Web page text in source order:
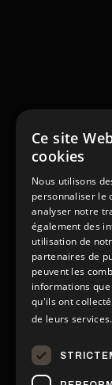
Ce site
cookies
Nous utilisons
personnaliser le
analyser notre
également des
utilisation de
partenaires de
peuvent les
informations
qu'ils ont
de leurs services.